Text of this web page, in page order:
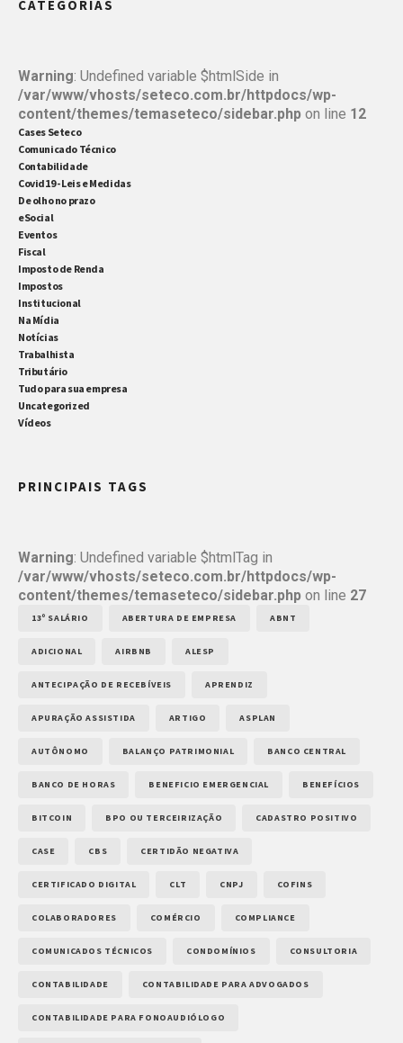
CATEGORIAS
Warning: Undefined variable $htmlSide in
/var/www/vhosts/seteco.com.br/httpdocs/wp-
content/themes/temaseteco/sidebar.php on line 12
Cases Seteco
Comunicado Técnico
Contabilidade
Covid19 - Leis e Medidas
De olho no prazo
eSocial
Eventos
Fiscal
Imposto de Renda
Impostos
Institucional
Na Mídia
Notícias
Trabalhista
Tributário
Tudo para sua empresa
Uncategorized
Vídeos
PRINCIPAIS TAGS
Warning: Undefined variable $htmlTag in
/var/www/vhosts/seteco.com.br/httpdocs/wp-
content/themes/temaseteco/sidebar.php on line 27
13º SALÁRIO ABERTURA DE EMPRESA ABNT
ADICIONAL AIRBNB ALESP
ANTECIPAÇÃO DE RECEBÍVEIS APRENDIZ
APURAÇÃO ASSISTIDA ARTIGO ASPLAN
AUTÔNOMO BALANÇO PATRIMONIAL BANCO CENTRAL
BANCO DE HORAS BENEFICIO EMERGENCIAL BENEFÍCIOS
BITCOIN BPO OU TERCEIRIZAÇÃO CADASTRO POSITIVO
CASE CBS CERTIDÃO NEGATIVA
CERTIFICADO DIGITAL CLT CNPJ COFINS
COLABORADORES COMÉRCIO COMPLIANCE
COMUNICADOS TÉCNICOS CONDOMÍNIOS CONSULTORIA
CONTABILIDADE CONTABILIDADE PARA ADVOGADOS
CONTABILIDADE PARA FONOAUDIÓLOGO